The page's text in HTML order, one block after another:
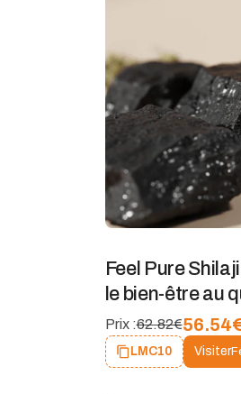
Feel Pure
le bien-être au
Prix :62.82€56.54
LMC10 Visiter